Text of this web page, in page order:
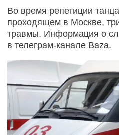
Во время репетиции
проходящем в Москве,
травмы. Информация о
в телеграм-канале Baza.